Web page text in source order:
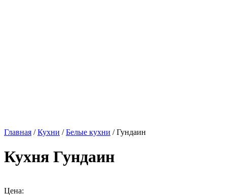
Главная /Кухни /Белые кухни / Гундаин
Кухня Гундаин
Цена: